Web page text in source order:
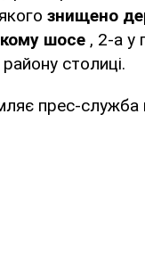
знищено
шосе , 2-а у
району столиці.
прес-служба